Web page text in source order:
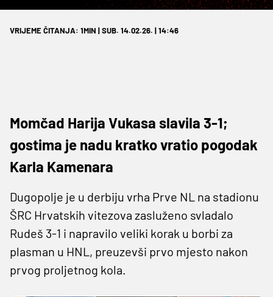
VRIJEME ČITANJA: 1MIN | SUB. 14.02.26. | 14:46
Momčad Harija Vukasa slavila 3-1;
gostima je nadu kratko vratio pogodak
Karla Kamenara
Dugopolje je u derbiju vrha Prve NL na stadionu
ŠRC Hrvatskih vitezova zasluženo svladalo
Rudeš 3-1 i napravilo veliki korak u borbi za
plasman u HNL, preuzevši prvo mjesto nakon
prvog proljetnog kola.